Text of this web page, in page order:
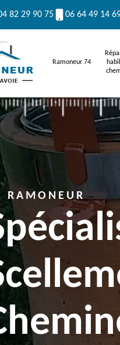
82 29 90 75 06 64 49 14
Ramoneur 74
RAMONEUR